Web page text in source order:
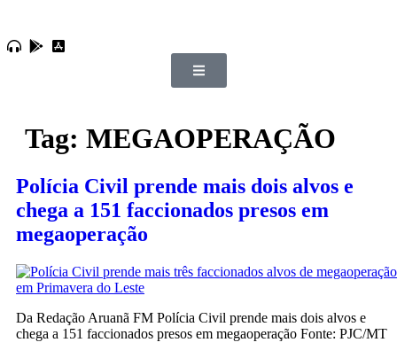
Tag: MEGAOPERAÇÃO
Polícia Civil prende mais dois alvos e
chega a 151 faccionados presos em
megaoperação
Da Redação Aruanã FM Polícia Civil prende mais dois alvos e
chega a 151 faccionados presos em megaoperação Fonte: PJC/MT